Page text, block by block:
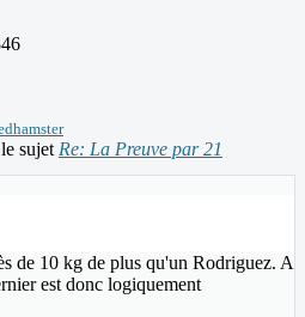
sujet Re: La Preuve par 21
de 10 kg de plus qu'un Rodriguez. A
est donc logiquement